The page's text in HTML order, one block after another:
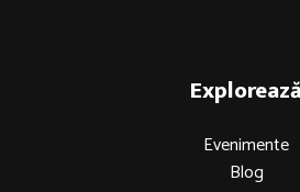
Explorează
Evenimente
Blog